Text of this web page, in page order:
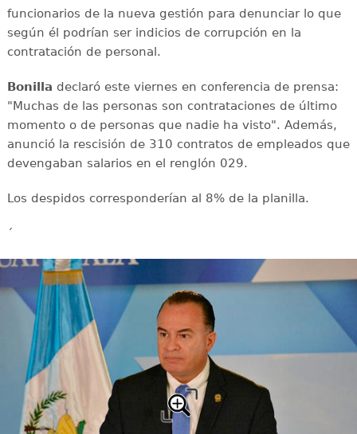
funcionarios de la nueva gestión para denunciar lo que
según él podrían ser indicios de corrupción en la
contratación de personal.
Bonilla declaró este viernes en conferencia de prensa:
"Muchas de las personas son contrataciones de último
momento o de personas que nadie ha visto". Además,
anunció la rescisión de 310 contratos de empleados que
devengaban salarios en el renglón 029.
Los despidos corresponderían al 8% de la planilla.
´